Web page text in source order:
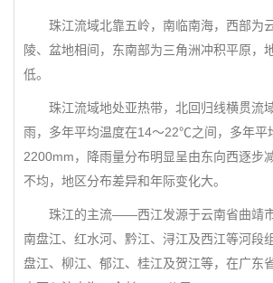
珠江流域北靠五岭，南临南海，西部为
陵、盆地相间，东南部为三角洲冲积平原，
低。
珠江流域地处亚热带，北回归线横贯流
雨，多年平均温度在14～22℃之间，多年平
2200mm，降雨量分布明显呈由东向西逐步
不均，地区分布差异和年际变化大。
珠江的主流——西江发源于云南省曲靖市
南盘江、红水河、黔江、浔江及西江等河段
盘江、柳江、郁江、桂江及贺江等，在广东